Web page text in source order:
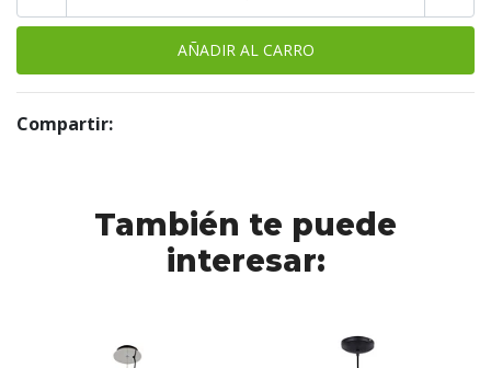
Compartir:
También te puede
interesar: